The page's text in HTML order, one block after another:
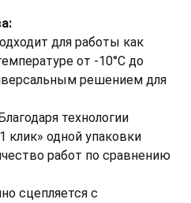
для работы как
от -10°C до
решением для
технологии
клик» одной упаковки
работ по сравнению
сцепляется с